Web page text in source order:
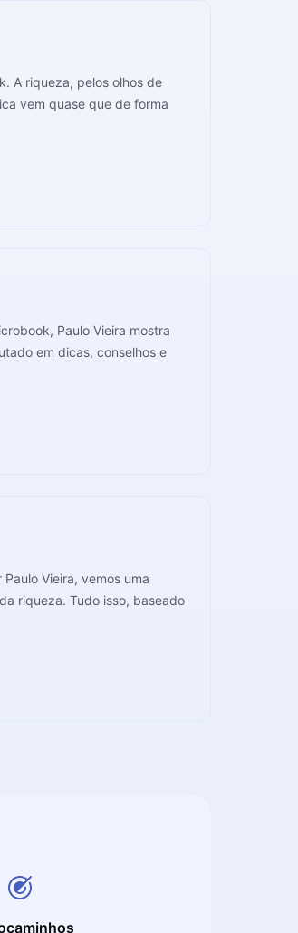
A riqueza, pelos olhos de
vem quase que de forma
Paulo Vieira mostra
em dicas, conselhos e
Vieira, vemos uma
riqueza. Tudo isso, baseado